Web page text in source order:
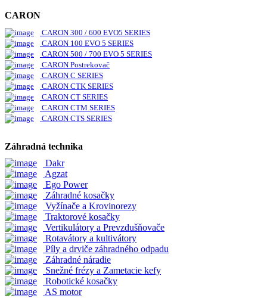
CARON
CARON 300 / 600 EVO5 SERIES
CARON 100 EVO 5 SERIES
CARON 500 / 700 EVO 5 SERIES
CARON Postrekovač
CARON C SERIES
CARON CTK SERIES
CARON CT SERIES
CARON CTM SERIES
CARON CTS SERIES
Záhradná technika
Dakr
Agzat
Ego Power
Záhradné kosačky
Vyžínače a Krovinorezy
Traktorové kosačky
Vertikulátory a Prevzdušňovače
Rotavátory a kultivátory
Píly a drviče záhradného odpadu
Záhradné náradie
Snežné frézy a Zametacie kefy
Robotické kosačky
AS motor